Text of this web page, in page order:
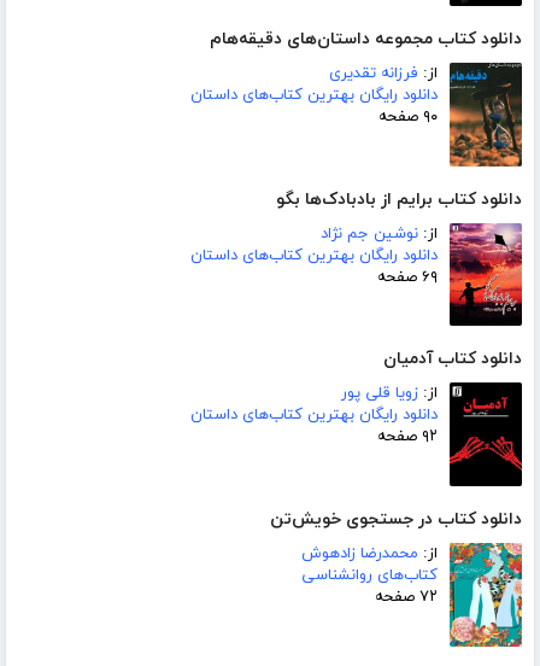
دانلود کتاب مجموعه داستان‌های دقیقه‌هام
از: فرزانه تقدیری
دانلود رایگان بهترین کتاب‌های داستان
۹۰ صفحه
دانلود کتاب برایم از بادبادک‌ها بگو
از: نوشین جم نژاد
دانلود رایگان بهترین کتاب‌های داستان
۶۹ صفحه
دانلود کتاب آدمیان
از: زویا قلی پور
دانلود رایگان بهترین کتاب‌های داستان
۹۲ صفحه
دانلود کتاب در جستجوی خویش‌تن
از: محمدرضا زادهوش
کتاب‌های روانشناسی
۷۲ صفحه